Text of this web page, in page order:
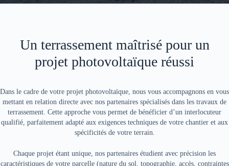
Un terrassement maîtrisé pour un
projet photovoltaïque réussi
Dans le cadre de votre projet photovoltaïque, nous vous accompagnons en vous
mettant en relation directe avec nos partenaires spécialisés dans les travaux de
terrassement. Cette approche vous permet de bénéficier d’un interlocuteur
qualifié, parfaitement adapté aux exigences techniques de votre chantier et aux
spécificités de votre terrain.
Chaque projet étant unique, nos partenaires étudient avec précision les
caractéristiques de votre parcelle (nature du sol, topographie, accès, contraintes